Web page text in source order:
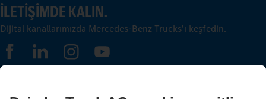
İLETIŞIMDE KALIN.
Dijital kanallarımızda Mercedes-Benz Trucks'ı keşfedin.